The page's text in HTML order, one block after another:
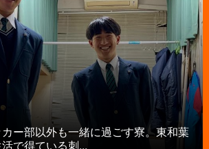
カー部以外も一緒に過ごす寮。東和葉
で得ている刺...